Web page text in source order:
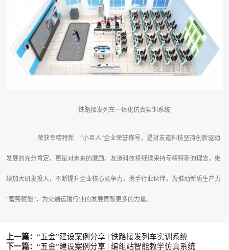
铁路接发列车一体化仿真实训系统
荣获专精特新 “小巨人”企业荣誉称号，是对友道科技坚持创新驱动
发展的充分肯定，更是对未来的激励。友道科技将继续秉持专精特新的理念，继
续加大研发投入，不断提升企业核心竞争力，携手行业伙伴，为推动新质生产力
“蓄势赋能”，为交通运输行业的发展贡献更多的力量。
上一篇： “五金”建设案例分享 | 铁路接发列车实训系统
下一篇： “五金”建设案例分享 | 编组站智能教学仿真系统